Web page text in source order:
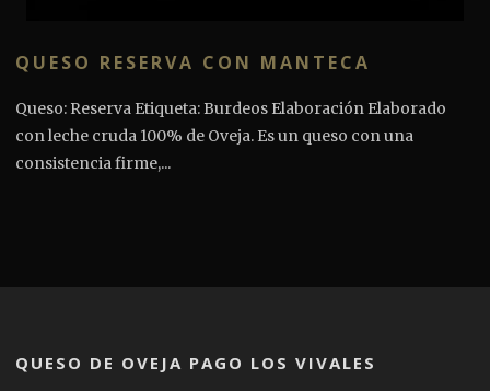
QUESO RESERVA CON MANTECA
Queso: Reserva Etiqueta: Burdeos Elaboración Elaborado
con leche cruda 100% de Oveja. Es un queso con una
consistencia firme,...
QUESO DE OVEJA PAGO LOS VIVALES